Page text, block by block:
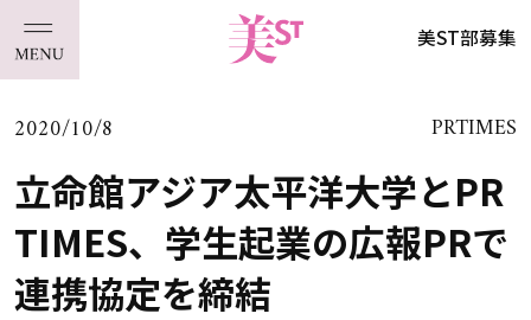
美ST部募集
2020/10/8 PRTIMES
立命館アジア太平洋大学とPR
TIMES、学生起業の広報PRで
連携協定を締結